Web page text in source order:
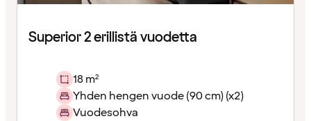
Superior 2 erillistä vuodetta
18 m²
Yhden hengen vuode (90 cm) (x2)
Vuodesohva